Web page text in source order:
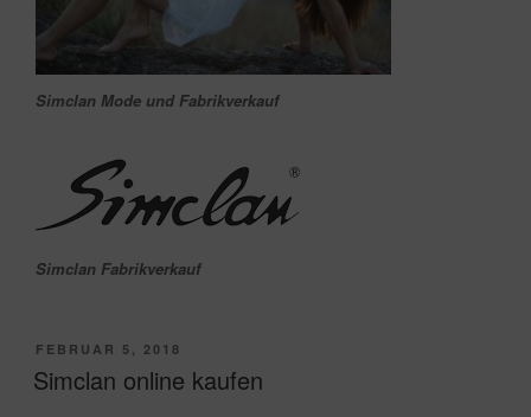
Simclan Mode und Fabrikverkauf
Simclan Fabrikverkauf
VERÖFFENTLICHT
AM
FEBRUAR 5, 2018
Simclan online kaufen